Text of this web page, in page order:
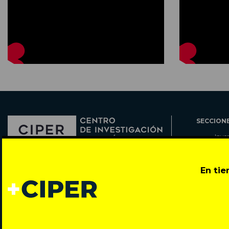
En
Todos los derechos reservados © 2007-2026